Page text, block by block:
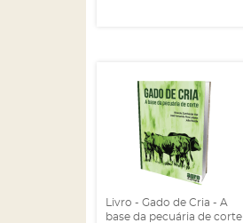
Livro - Gado de Cria - A
base da pecuária de corte